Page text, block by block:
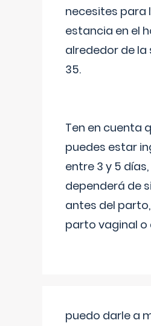
necesites para
estancia en el
alrededor de la
35.
Ten en cuenta
puedes estar
entre 3 y 5 días,
dependerá de
antes del
parto vaginal o
puedo darle a